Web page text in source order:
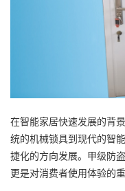
在智能家居快速发展的背
统的机械锁具到现代的智
捷化的方向发展。甲级防
更是对消费者使用体验的重